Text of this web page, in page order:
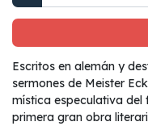
Escritos en alemán y
sermones de Meister
mística especulativa
primera gran obra